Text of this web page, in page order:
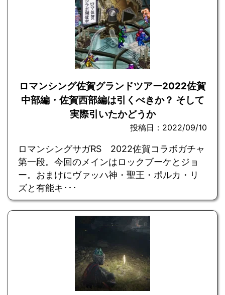
ロマンシング佐賀グランドツアー2022佐賀
中部編・佐賀西部編は引くべきか？ そして
実際引いたかどうか
投稿日：2022/09/10
ロマンシングサガRS 2022佐賀コラボガチャ
第一段。今回のメインはロックブーケとジョ
ー。おまけにヴァッハ神・聖王・ポルカ・リ
ズと有能キ･･･